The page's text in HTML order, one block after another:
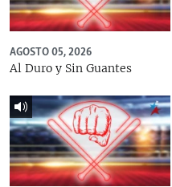
AGOSTO 05, 2026
Al Duro y Sin Guantes